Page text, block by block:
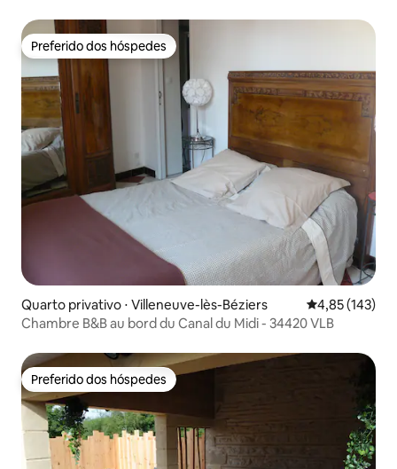
Preferido dos hóspedes
Preferido dos hóspedes
Quarto privativo ⋅ Villeneuve-lès-Béziers 4,85 de uma
4,85 (143)
Chambre B&B au bord du Canal du Midi - 34420 VLB
Preferido dos hóspedes
Preferido dos hóspedes